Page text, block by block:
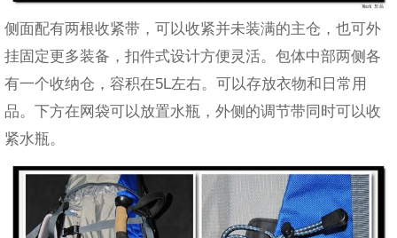
侧面配有两根收紧带，可以收紧并未装满的主仓，也可外
挂固定更多装备，扣件式设计方便灵活。包体中部两侧各
有一个收纳仓，容积在5L左右。可以存放衣物和日常用
品。下方在网袋可以放置水瓶，外侧的调节带同时可以收
紧水瓶。